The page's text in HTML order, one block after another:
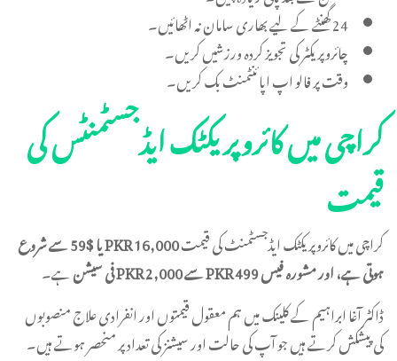
24 گھنٹے کے لیے بھاری سامان نہ اٹھائیں۔
چائروپریکٹر کی تجویز کردہ ورزشیں کریں۔
وقت پر فالو اپ اپائنٹمنٹ بک کریں۔
کراچی میں کائروپریکٹک ایڈجسٹمنٹس کی
قیمت
کراچی میں کائروپریکٹک ایڈجسٹمنٹ کی قیمت
PKR 16,000 یا $59 سے شروع
ہوتی ہے، اور مشورہ فیس PKR 499 سے PKR 2,000 فی سیشن
ہے۔
ڈاکٹر آغا ابراہیم کے کلینک میں ہم معقول قیمتوں اور انفرادی علاج منصوبوں
کی پیشکش کرتے ہیں جو آپ کی حالت اور سیشنز کی تعداد پر منحصر ہوتے ہیں۔